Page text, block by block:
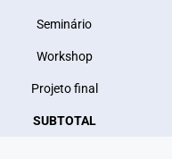
Seminário
Workshop
Projeto final
SUBTOTAL